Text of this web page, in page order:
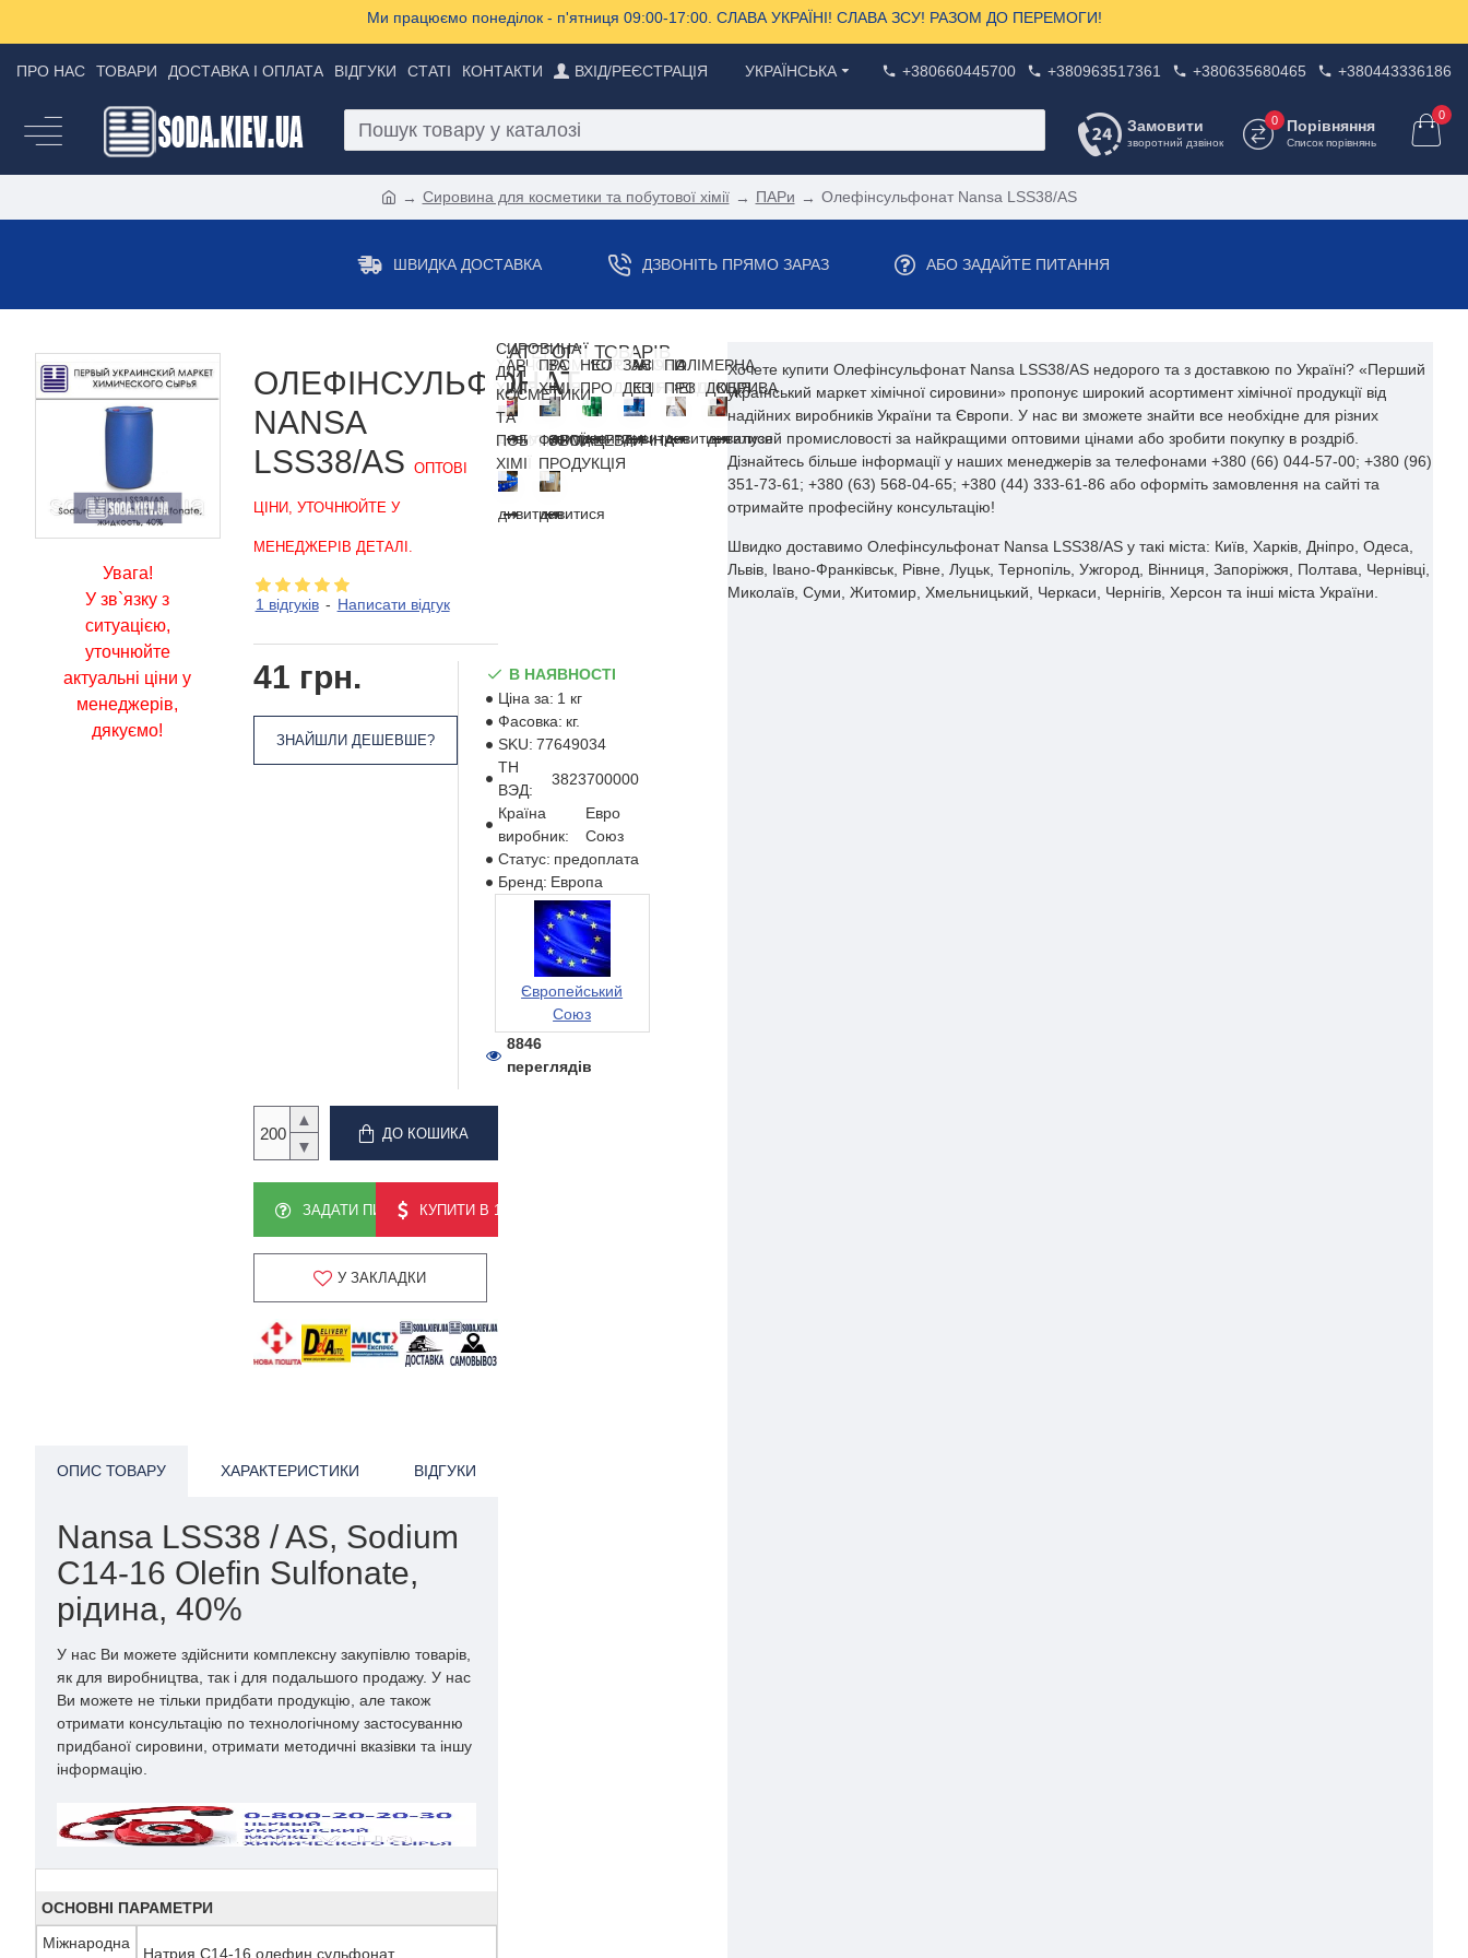
Ми працюємо понеділок - п'ятниця 09:00-17:00. СЛАВА УКРАЇНІ! СЛАВА ЗСУ! РАЗОМ ДО ПЕРЕМОГИ!
ПРО НАС ТОВАРИ ДОСТАВКА І ОПЛАТА ВІДГУКИ СТАТІ КОНТАКТИ ВХІД/РЕЄСТРАЦІЯ УКРАЇНСЬКА +380660445700 +380963517361 +380635680465 +380443336186
Замовити
зворотний дзвінок
Порівняння
Список порівнянь
0 0
Сировина для косметики та побутової хімії ПАРи Олефінсульфонат Nansa LSS38/AS
ШВИДКА ДОСТАВКА ДЗВОНІТЬ ПРЯМО ЗАРАЗ АБО ЗАДАЙТЕ ПИТАННЯ
Увага!
У зв`язку з
ситуацією,
уточнюйте
актуальні ціни у
менеджерів,
дякуємо!
ОЛЕФІНСУЛЬФОНАТ
NANSA
LSS38/AS ОПТОВІ
ЦІНИ, УТОЧНЮЙТЕ У
МЕНЕДЖЕРІВ ДЕТАЛІ.
1 відгуків - Написати відгук
41 грн.
ЗНАЙШЛИ ДЕШЕВШЕ?
В НАЯВНОСТІ
Ціна за: 1 кг
Фасовка: кг.
SKU: 77649034
ТН
ВЭД:
3823700000
Країна
виробник:
Евро
Союз
Статус: предоплата
Бренд: Европа
Європейський
Союз
8846
переглядів
▲
▼
ДО КОШИКА
ЗАДАТИ ПИТАННЯКУПИТИ В 1 КЛІК
У ЗАКЛАДКИ
ОПИС ТОВАРУ ХАРАКТЕРИСТИКИ ВІДГУКИ
Nansa LSS38 / AS, Sodium
C14-16 Olefin Sulfonate,
рідина, 40%
У нас Ви можете здійснити комплексну закупівлю товарів,
як для виробництва, так і для подальшого продажу. У нас
Ви можете не тільки придбати продукцію, але також
отримати консультацію по технологічному застосуванню
придбаної сировини, отримати методичні вказівки та іншу
інформацію.
Ціну та наявність, будь ласка, уточнюйте у відділі
продажів:
ОСНОВНІ ПАРАМЕТРИ
Міжнародна
Натрия C14-16 олефин сульфонат
КАТЕГОРІЇ ТОВАРІВ
ХАРЧОВА
ХІМІЯ
дивитися
ПРОМИСЛОВА
ХІМІЯ
дивитися
НЕОРГАНІЧНА
ПРОДУКЦІЯ
дивитися
ЗАСОБИ
ДЕЗІНФЕКЦІЇ
дивитися
ПОЛІМЕРНА
ПРОДУКЦІЯ
дивитися
ДОБРИВА
дивитися
СИРОВИНА
ДЛЯ
КОСМЕТИКИ
ТА
ПОБУТОВОЇ
ХІМІЇ
дивитися
ФАРМАЦЕВТИЧНА
ПРОДУКЦІЯ
дивитися
Хочете купити Олефінсульфонат Nansa LSS38/AS недорого та з доставкою по Україні? «Перший
український маркет хімічної сировини» пропонує широкий асортимент хімічної продукції від
надійних виробників України та Європи. У нас ви зможете знайти все необхідне для різних
галузей промисловості за найкращими оптовими цінами або зробити покупку в роздріб.
Дізнайтесь більше інформації у наших менеджерів за телефонами +380 (66) 044-57-00; +380 (96)
351-73-61; +380 (63) 568-04-65; +380 (44) 333-61-86 або оформіть замовлення на сайті та
отримайте професійну консультацію!
Швидко доставимо Олефінсульфонат Nansa LSS38/AS у такі міста: Київ, Харків, Дніпро, Одеса,
Львів, Івано-Франківськ, Рівне, Луцьк, Тернопіль, Ужгород, Вінниця, Запоріжжя, Полтава, Чернівці,
Миколаїв, Суми, Житомир, Хмельницький, Черкаси, Чернігів, Херсон та інші міста України.